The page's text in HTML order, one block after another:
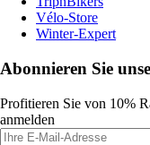
Vélo-Store
Winter-Expert
Abonnieren Sie
Profitieren Sie von 10%
anmelden